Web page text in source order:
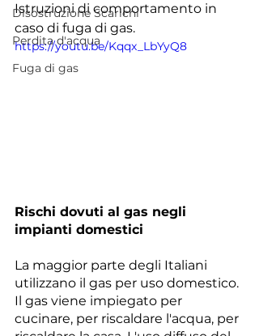
Disostruzione Scarichi
Perdita d'acqua
Fuga di gas
Istruzioni di comportamento in
caso di fuga di gas.
https://youtu.be/Kqqx_LbYyQ8
Rischi dovuti al gas negli
impianti domestici
La maggior parte degli Italiani
utilizzano il gas per uso domestico.
Il gas viene impiegato per
cucinare, per riscaldare l'acqua, per